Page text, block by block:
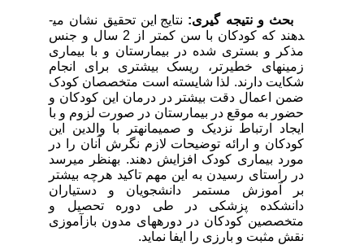
بحث و نتیجه گیری:نتایج این تحقیق نشان می­
دهند که کودکان با سن کمتر از 2 سال و جنس
مذکر و بستری شده در بیمارستان و با بیماری
زمینه­ای خطیرتر، ریسک بیشتری برای انجام
شکایت دارند. لذا شایسته است متخصصان کودک
ضمن اعمال دقت بیشتر در درمان این کودکان و
حضور به موقع در بیمارستان در صورت لزوم و با
ایجاد ارتباط نزدیک و صمیمانه­تر با والدین این
کودکان و ارائه توضیحات لازم نگرش آنان را در
مورد بیماری کودک افزایش دهند. به­نظر می­رسد
در راستای رسیدن به این مهم تاکید هرچه بیشتر
بر آموزش مستمر دانشجویان و دستیاران
دانشکده پزشکی در طی دوره تحصیل و
متخصصین کودکان در دوره­های مدون بازآموزی
نقش مثبت و بارزی را ایفا نماید.